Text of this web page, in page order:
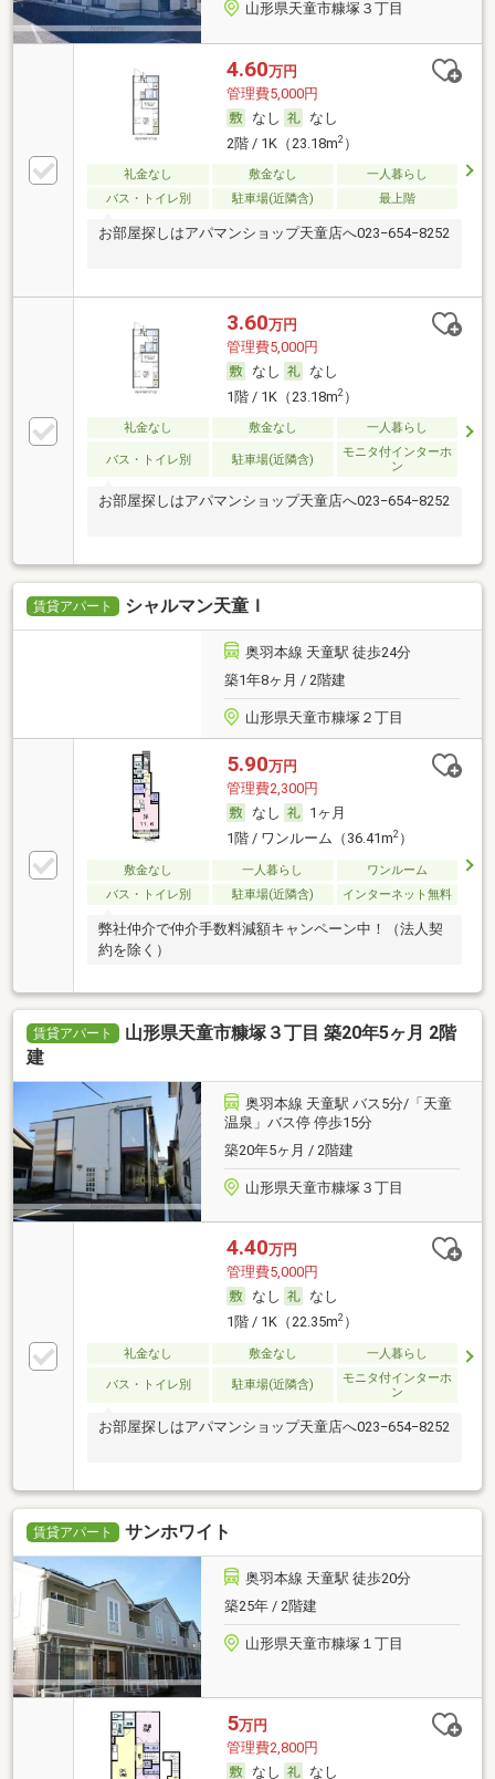
山形県天童市糠塚３丁目
4.60万円
管理費5,000円
なし
なし
2階 / 1K（23.18m2）
礼金なし 敷金なし
一人暮らし
バス・トイレ別
駐車場(近隣含) 最上階
お部屋探しはアパマンショップ天童店へ023−654−8252
3.60万円
管理費5,000円
なし
なし
1階 / 1K（23.18m2）
礼金なし 敷金なし 一人暮らし
バス・トイレ別 駐車場(近隣含)
モニタ付インターホ
ン
お部屋探しはアパマンショップ天童店へ023−654−8252
賃貸アパート シャルマン天童Ｉ
奥羽本線 天童駅 徒歩24分
築1年8ヶ月 / 2階建
山形県天童市糠塚２丁目
5.90万円
管理費2,300円
なし
1ヶ月
1階 / ワンルーム（36.41m2）
敷金なし 一人暮らし
ワンルーム
バス・トイレ別
駐車場(近隣含) インターネット無料
弊社仲介で仲介手数料減額キャンペーン中！（法人契
約を除く）
賃貸アパート
山形県天童市糠塚３丁目 築20年5ヶ月 2階
建
奥羽本線 天童駅 バス5分/「天童
温泉」バス停 停歩15分
築20年5ヶ月 / 2階建
山形県天童市糠塚３丁目
4.40万円
管理費5,000円
なし
なし
1階 / 1K（22.35m2）
礼金なし 敷金なし 一人暮らし
バス・トイレ別 駐車場(近隣含)
モニタ付インターホ
ン
お部屋探しはアパマンショップ天童店へ023−654−8252
賃貸アパート サンホワイト
奥羽本線 天童駅 徒歩20分
築25年 / 2階建
山形県天童市糠塚１丁目
5万円
管理費2,800円
なし
なし